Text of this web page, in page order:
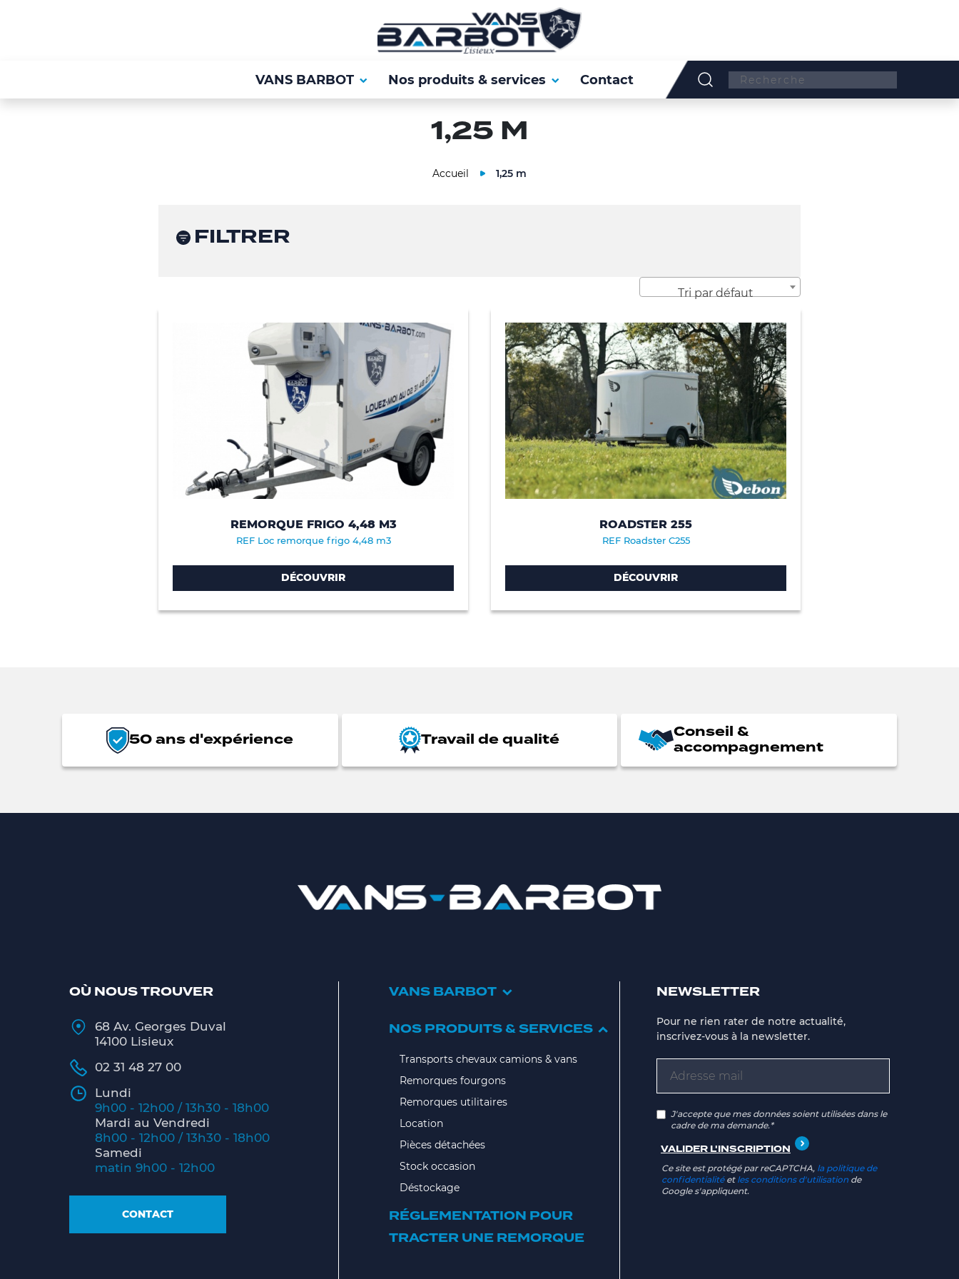
VANS BARBOT Nos produits & services Contact Search:
1,25 M
Accueil 1,25 m
FILTRER
Tri par défaut
REMORQUE FRIGO 4,48 M3
REF Loc remorque frigo 4,48 m3
DÉCOUVRIR
ROADSTER 255
REF Roadster C255
DÉCOUVRIR
50 ans d'expérience Travail de qualité Conseil &
accompagnement
OÙ NOUS TROUVER
68 Av. Georges Duval
14100 Lisieux
02 31 48 27 00
Lundi
9h00 - 12h00 / 13h30 - 18h00
Mardi au Vendredi
8h00 - 12h00 / 13h30 - 18h00
Samedi
matin 9h00 - 12h00
CONTACT
VANS BARBOT
NOS PRODUITS & SERVICES
Transports chevaux camions & vans
Remorques fourgons
Remorques utilitaires
Location
Pièces détachées
Stock occasion
Déstockage
RÉGLEMENTATION POUR
TRACTER UNE REMORQUE
NEWSLETTER
Pour ne rien rater de notre actualité,
inscrivez-vous à la newsletter.
J'accepte que mes données soient utilisées dans le
cadre de ma demande.*
Ce site est protégé par reCAPTCHA, la politique de
confidentialitéet les conditions d'utilisationde
Google s'appliquent.